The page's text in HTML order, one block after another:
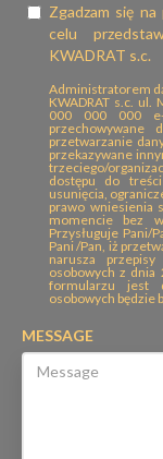
Zgadzam się
celu
KWADRAT s.c.
Administratorem
KWADRAT s.c.
000 000 000 e-
przechowywane
przetwarzanie
przekazywane
trzeciego/
dostępu do
usunięcia,
prawo wniesienia
momencie bez
Przysługuje Pani/
Pani /Pan, iż
narusza
osobowych z dnia
formularzu jest
osobowych będzie
MESSAGE